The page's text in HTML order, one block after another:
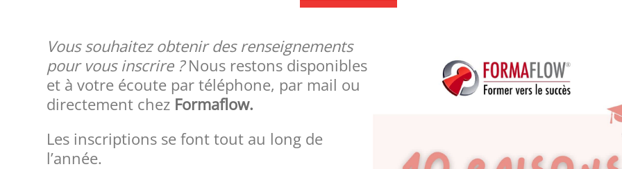
Vous souhaitez obtenir des renseignements
pour vous inscrire ?Nous restons disponibles
et à votre écoute par téléphone, par mail ou
directement chez Formaflow.
Les inscriptions se font tout au long de
l’année.